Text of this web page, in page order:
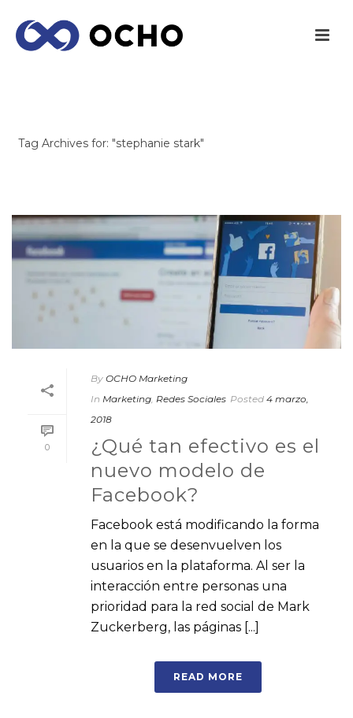
Tag Archives for: "stephanie stark"
0
By OCHO Marketing
In Marketing Redes Sociales Posted 4 marzo,
2018
¿Qué tan efectivo es el
nuevo modelo de
Facebook?
Facebook está modificando la forma
en la que se desenvuelven los
usuarios en la plataforma. Al ser la
interacción entre personas una
prioridad para la red social de Mark
Zuckerberg, las páginas [...]
READ MORE